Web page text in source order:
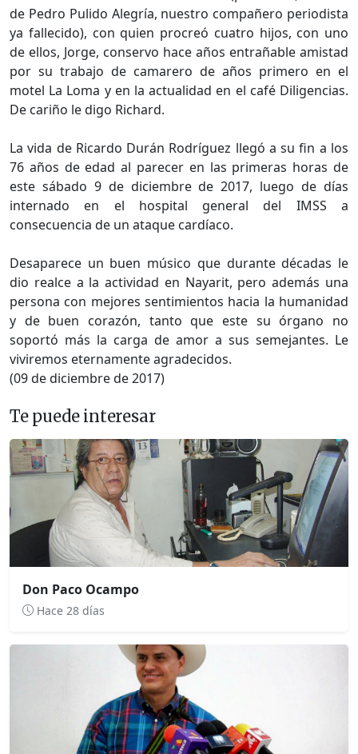
de Pedro Pulido Alegría, nuestro compañero periodista
ya fallecido), con quien procreó cuatro hijos, con uno
de ellos, Jorge, conservo hace años entrañable amistad
por su trabajo de camarero de años primero en el
motel La Loma y en la actualidad en el café Diligencias.
De cariño le digo Richard.
La vida de Ricardo Durán Rodríguez llegó a su fin a los
76 años de edad al parecer en las primeras horas de
este sábado 9 de diciembre de 2017, luego de días
internado en el hospital general del IMSS a
consecuencia de un ataque cardíaco.
Desaparece un buen músico que durante décadas le
dio realce a la actividad en Nayarit, pero además una
persona con mejores sentimientos hacia la humanidad
y de buen corazón, tanto que este su órgano no
soportó más la carga de amor a sus semejantes. Le
viviremos eternamente agradecidos.
(09 de diciembre de 2017)
Te puede interesar
Don Paco Ocampo
Hace 28 días